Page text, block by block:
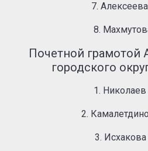
7.
8.
Почетной грамотой
городского
1.
2.
3.